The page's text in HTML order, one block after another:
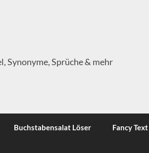
Synonyme, Sprüche & mehr
Buchstabensalat Löser Fancy